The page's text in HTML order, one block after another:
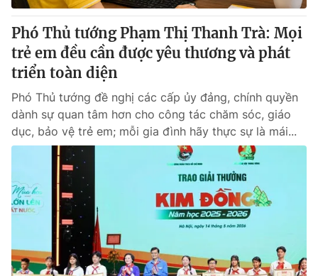
Thị trường
Góc doanh nghiệp
Truyền hình
Phim VTV
Hậu trường
Nhân vật
Khán giả
Giải sao mai
Giải trí
Điện ảnh
Âm nhạc
Đời sống
Du lịch
Làm đẹp
Chất lượng cuộc sống
Giáo dục
Tuyển sinh
Học trực tuyến
Công nghệ
Hitech Công nghệ tương lai
Sản phẩm
Giao lưu trực tuyến
Phó Thủ tướng Phạm Thị Thanh Trà: Mọi
trẻ em đều cần được yêu thương và phát
triển toàn diện
Phó Thủ tướng đề nghị các cấp ủy đảng, chính quyền
dành sự quan tâm hơn cho công tác chăm sóc, giáo
dục, bảo vệ trẻ em; mỗi gia đình hãy thực sự là mái...